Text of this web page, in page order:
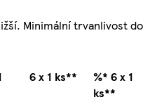
Minimální trvanlivost do
6 x 1 ks**
%* 6 x 1
ks**